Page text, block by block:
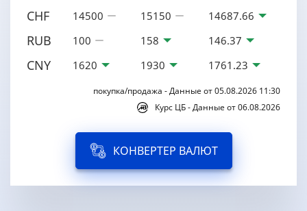
CHF 14500 15150 14687.66
RUB 100 158 146.37
CNY 1620 1930 1761.23
покупка/продажа - Данные от 05.08.2026 11:30
Курс ЦБ - Данные от 06.08.2026
КОНВЕРТЕР ВАЛЮТ